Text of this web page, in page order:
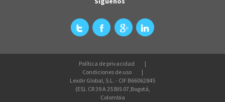
Política de privacidad
Condiciones de uso
Lexdir Global, S.L. - CIF B66062845
(ES). CR 39 A 25 BIS 07,Bogotá,
Colombia